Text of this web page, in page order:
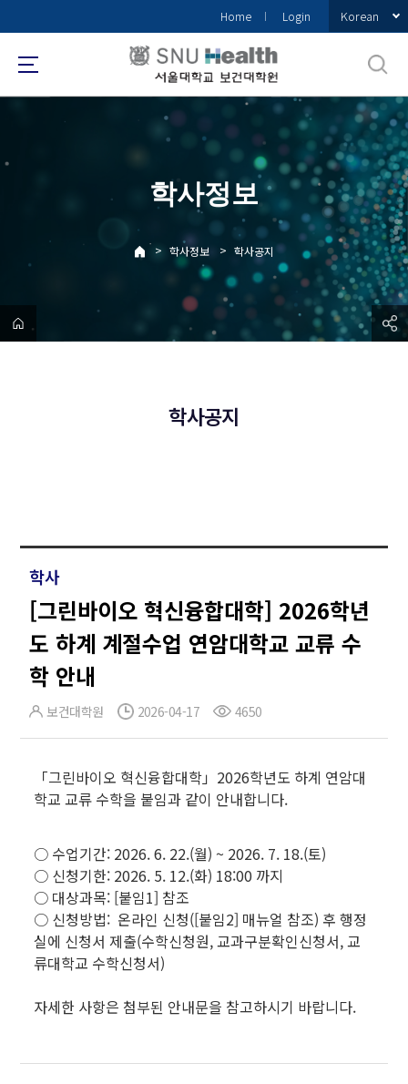
로
메
Home Login Korean
학사정보
> 학사정보 > 학사공지
학사공지
학사
[그린바이오 혁신융합대학] 2026학년
도 하계 계절수업 연암대학교 교류 수
학 안내
보건대학원 2026-04-17 4650
「그린바이오 혁신융합대학」2026학년도 하계 연암대
학교 교류 수학을 붙임과 같이 안내합니다.
○ 수업기간: 2026. 6. 22.(월) ~ 2026. 7. 18.(토)
○ 신청기한: 2026. 5. 12.(화) 18:00 까지
○ 대상과목: [붙임1] 참조
○ 신청방법: 온라인 신청([붙임2] 매뉴얼 참조) 후 행정
실에 신청서 제출(수학신청원, 교과구분확인신청서, 교
류대학교 수학신청서)
자세한 사항은 첨부된 안내문을 참고하시기 바랍니다.